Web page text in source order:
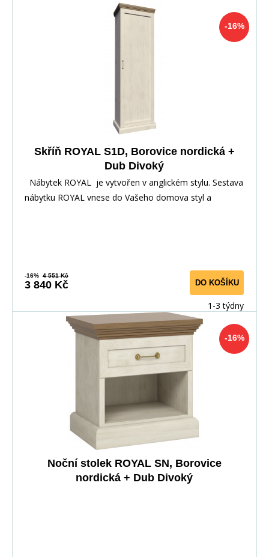
-16%
Skříň ROYAL S1D, Borovice nordická +
Dub Divoký
Nábytek ROYAL je vytvořen v anglickém stylu. Sestava
nábytku ROYAL vnese do Vašeho domova styl a
-16% 4 551 Kč
3 840 Kč DO KOŠÍKU
1-3 týdny
-16%
Noční stolek ROYAL SN, Borovice
nordická + Dub Divoký